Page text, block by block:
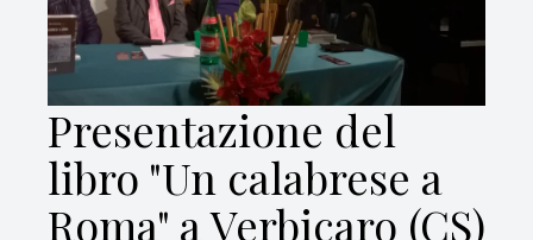
Presentazione del
libro "Un calabrese a
Roma" a Verbicaro (CS)